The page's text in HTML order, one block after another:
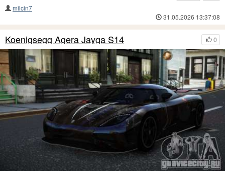
milcin7
31.05.2026 13:37:08
0
Koenigsegg Agera Jayga S14